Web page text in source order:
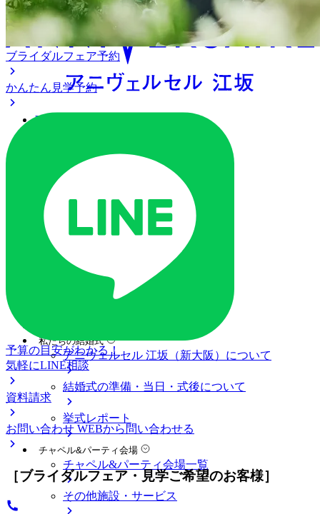
アクセス
ご列席の皆様へ
トピックス
ご予約・お問い合わせ
ブライダルフェア
ブライダルフェア一覧
ブライダルフェアの基礎知識
私たちの結婚式
アニヴェルセル 江坂（新大阪）について
結婚式の準備・当日・式後について
挙式レポート
チャペル&パーティ会場
チャペル&パーティ会場一覧
その他施設・サービス
ブライダルフェア予約
かんたん見学予約
予算の目安がわかる！
気軽にLINE相談
資料請求
お問い合わせ WEBから問い合わせる
［ブライダルフェア・見学ご希望のお客様］